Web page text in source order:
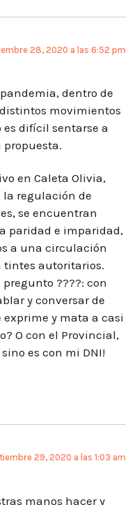
28, 2020 a las 6:52 pm
dentro de
movimientos
es difícil sentarse a
propuesta.
en Caleta Olivia,
la regulación de
se encuentran
paridad e imparidad,
a una circulación
tintes autoritarios.
pregunto ????: con
y conversar de
exprime y mata a casi
O con el Provincial,
es con mi DNI!
29, 2020 a las 1:03 am
manos hacer y